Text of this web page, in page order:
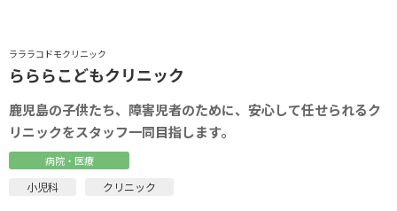
ラララコドモクリニック
らららこどもクリニック
鹿児島の子供たち、障害児者のために、安心して任せられるク
リニックをスタッフ一同目指します。
病院・医療
小児科 クリニック